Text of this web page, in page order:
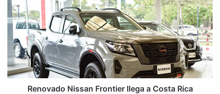
Nissan
Frontier
llega
Costa
Rica
Renovado Nissan Frontier llega a Costa Rica